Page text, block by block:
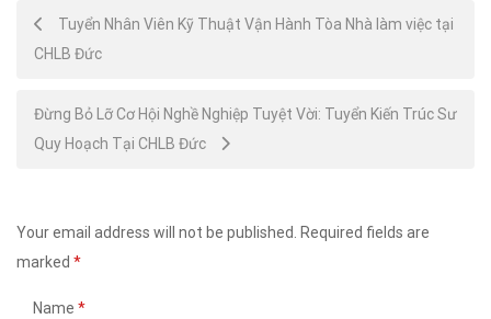
Post
navigation
Tuyển Nhân Viên Kỹ Thuật Vận Hành Tòa Nhà làm việc tại
CHLB Đức
Đừng Bỏ Lỡ Cơ Hội Nghề Nghiệp Tuyệt Vời: Tuyển Kiến Trúc Sư
Quy Hoạch Tại CHLB Đức
Your email address will not be published.
Required fields are
marked *
Name *